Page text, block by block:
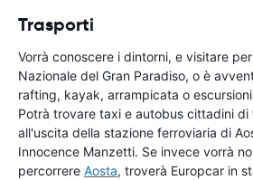
Trasporti
Vorrà conoscere i dintorni, e visitare
Nazionale del Gran Paradiso, o è
rafting, kayak, arrampicata o
Potrà trovare taxi e autobus cittadini
all'uscita della stazione ferroviaria di
Innocence Manzetti. Se invece vorrà
percorrere Aosta, troverà Europcar in